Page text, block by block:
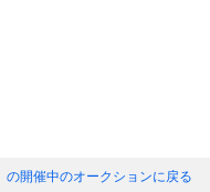
の開催中のオークションに戻る